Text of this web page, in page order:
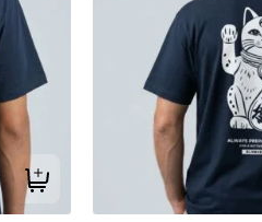
Tilføj til kurv